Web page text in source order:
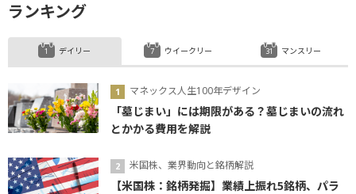
ランキング
デイリー
マネックス人生100年デザイン
「墓じまい」には期限がある？墓じまいの流れ
とかかる費用を解説
米国株、業界動向と銘柄解説
【米国株：銘柄発掘】業績上振れ5銘柄、パラ
ウイークリー マンスリー